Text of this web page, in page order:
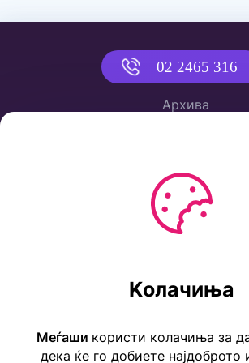
02 2465 316
Архива
Тел: ++389 2 2465 316
Kолачиња
Меѓаши користи колачиња за
дека ќе го добиете најдоброто